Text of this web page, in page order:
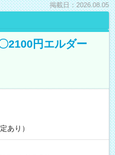
掲載日：2026.08.05
2100円エルダー
あり）